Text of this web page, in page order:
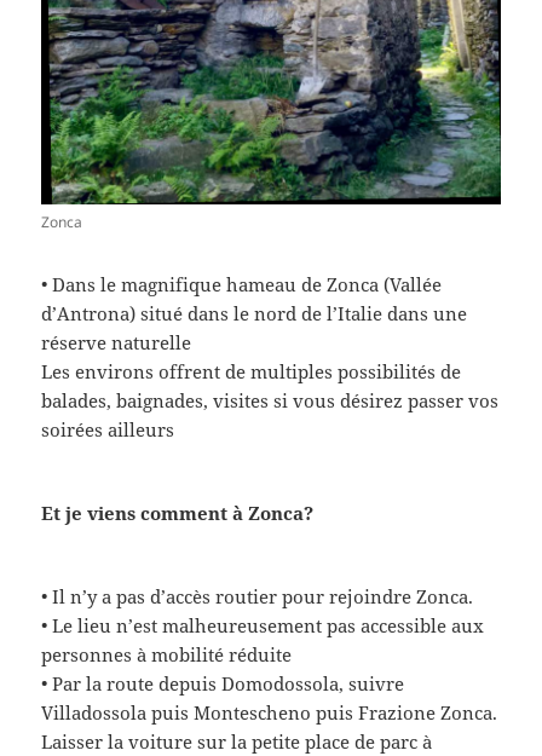
Zonca
• Dans le magnifique hameau de Zonca (Vallée
d’Antrona) situé dans le nord de l’Italie dans une
réserve naturelle
Les environs offrent de multiples possibilités de
balades, baignades, visites si vous désirez passer vos
soirées ailleurs
Et je viens comment à Zonca?
• Il n’y a pas d’accès routier pour rejoindre Zonca.
• Le lieu n’est malheureusement pas accessible aux
personnes à mobilité réduite
• Par la route depuis Domodossola, suivre
Villadossola puis Montescheno puis Frazione Zonca.
Laisser la voiture sur la petite place de parc à